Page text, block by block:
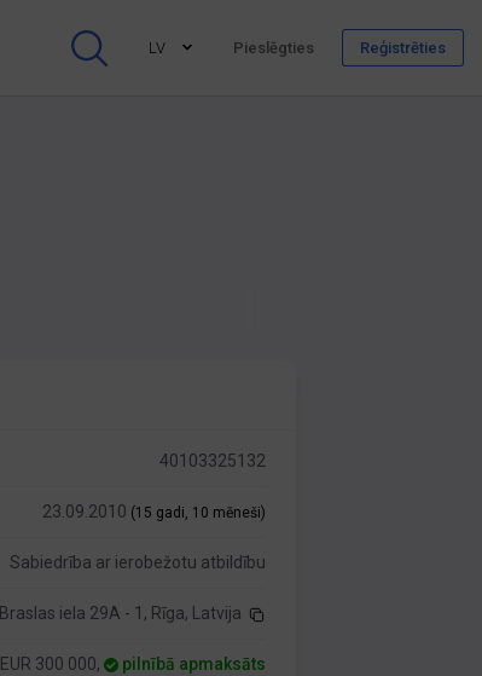
LV Pieslēgties Reģistrēties
40103325132
23.09.2010 (15 gadi, 10 mēneši)
Sabiedrība ar ierobežotu atbildību
Braslas iela 29A - 1, Rīga, Latvija
EUR 300 000, pilnībā apmaksāts